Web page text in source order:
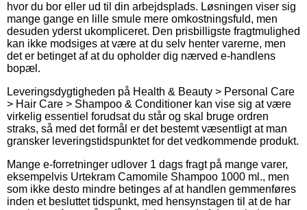
hvor du bor eller ud til din arbejdsplads. Løsningen viser sig
mange gange en lille smule mere omkostningsfuld, men
desuden yderst ukompliceret. Den prisbilligste fragtmulighed
kan ikke modsiges at være at du selv henter varerne, men
det er betinget af at du opholder dig nærved e-handlens
bopæl.
Leveringsdygtigheden på Health & Beauty > Personal Care
> Hair Care > Shampoo & Conditioner kan vise sig at være
virkelig essentiel forudsat du står og skal bruge ordren
straks, så med det formål er det bestemt væsentligt at man
gransker leveringstidspunktet for det vedkommende produkt.
Mange e-forretninger udlover 1 dags fragt på mange varer,
eksempelvis Urtekram Camomile Shampoo 1000 ml., men
som ikke desto mindre betinges af at handlen gemmenføres
inden et besluttet tidspunkt, med hensynstagen til at de har